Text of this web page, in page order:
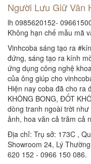
Người Lưu Giữ Văn
lh 0985620152-
Không hạn chế mẫu mã
Vinhcoba sáng tạo ra
đứng, sáng tạo ra kính
ứng dụng công nghệ
của ông giúp cho
Hiện nay coba đã cho ra
KHÔNG BONG, ĐỐT
dòng tranh ngoài trời
ảnh, hoa văn cả trăm cả
Địa chỉ: Trụ sở: 173C ,
Showroom 24, Lý
620 152 - 0966 150 086.